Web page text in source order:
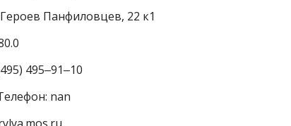
Панфиловцев, 22 к1
495‒91‒10
nan